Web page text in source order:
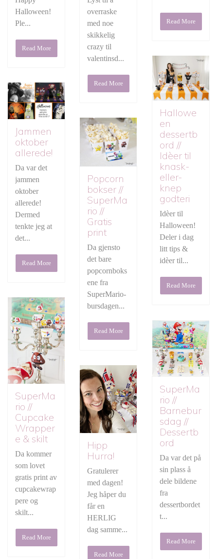
Read More
overraske
med noe
skikkelig
crazy til
valentinsd...
Read More
Halloween!
Ple...
Read More
Hallowe
en
dessertb
ord //
Idèer til
knask-
eller-
knep
godteri
Idèer til
Halloween!
Deler i dag
litt tips &
idèer til...
Read More
Jammen
oktober
allerede!
Da var det
jammen
oktober
allerede!
Dermed
tenkte jeg at
det...
Read More
Popcorn
bokser //
SuperMa
rio //
Gratis
print
Da gjensto
det bare
popcornboks
ene fra
SuperMario-
bursdagen...
Read More
SuperMa
rio //
Cupcake
Wrapper
e & skilt
Da kommer
som lovet
gratis print av
cupcakewrap
pere og
skilt...
Read More
SuperMa
rio //
Barnebur
sdag //
Dessertb
ord
Da var det på
sin plass å
dele bildene
fra
dessertbordet
t...
Read More
Hipp
Hurra!
Gratulerer
med dagen!
Jeg håper du
får en
HERLIG
dag samme...
Read More